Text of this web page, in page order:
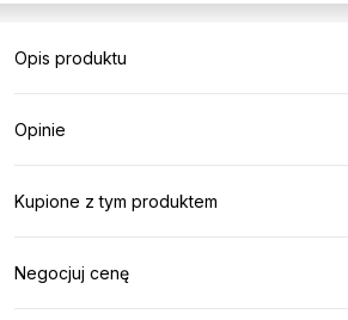
Opis produktu
Opinie
Kupione z tym produktem
Negocjuj cenę